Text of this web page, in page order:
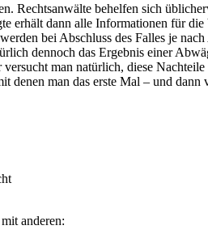
Rechtsanwälte behelfen sich
erhält dann alle Informationen für
bei Abschluss des Falles je
dennoch das Ergebnis einer
man natürlich, diese
denen man das erste Mal – und
anderen: